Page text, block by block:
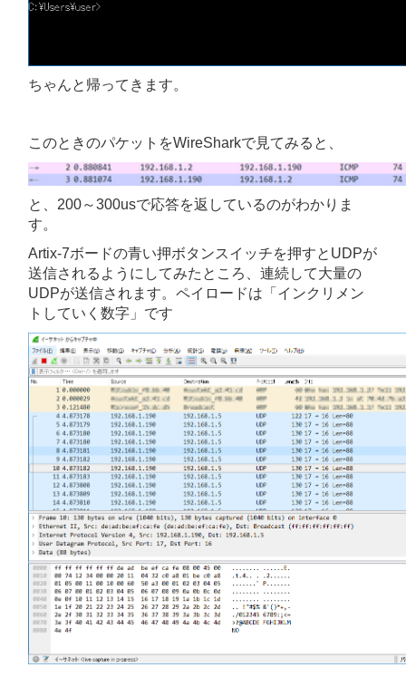
ちゃんと帰ってきます。
このときのパケットをWireSharkで見てみると、
と、200～300usで応答を返しているのがわかりま
す。
Artix-7ボードの青い押ボタンスイッチを押すとUDPが
送信されるようにしてみたところ、連続して大量の
UDPが送信されます。ペイロードは「インクリメン
トしていく数字」です